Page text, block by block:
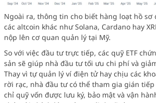
Ngoài ra, thông tin cho biết hàng loạt hồ sơ
các altcoin khác như Solana, Cardano hay
nộp lên cơ quan quản lý tại Mỹ.
So với việc đầu tư trực tiếp, các quỹ ETF
sản sẽ giúp nhà đầu tư tối ưu chi phí và
Thay vì tự quản lý ví điện tử hay chịu các
rời rạc, nhà đầu tư có thể tham gia gián
chỉ quỹ vốn được lưu ký, bảo mật và vận